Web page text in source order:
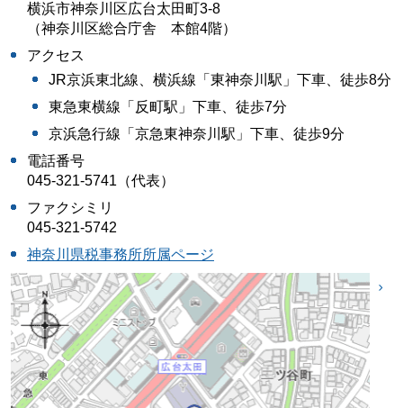
横浜市神奈川区広台太田町3-8
（神奈川区総合庁舎 本館4階）
アクセス
JR京浜東北線、横浜線「東神奈川駅」下車、徒歩8分
東急東横線「反町駅」下車、徒歩7分
京浜急行線「京急東神奈川駅」下車、徒歩9分
電話番号
045-321-5741（代表）
ファクシミリ
045-321-5742
神奈川県税事務所所属ページ